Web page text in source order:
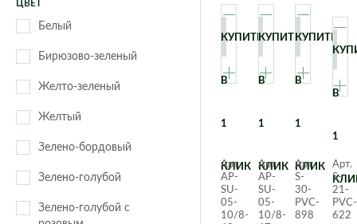
Dublin
color
triple
Cube
glossy
Cubico
Cubico
Nido
cottage
Puro
color
Jet Just
Line
Square
Nature
Wow
ЦВЕТ
Белый
Бирюзово-зеленый
Желто-зеленый
Желтый
Зелено-бордовый
Зелено-голубой
Зелено-голубой с
КУПИТЬ
В
1
КЛИК
КУПИТЬ
В
1
КЛИК
КУПИТЬ
В
1
КЛИК
В
1
Арт.
AP-
SU-
05-
10/8-
Арт.
AP-
SU-
05-
10/8-
Арт.
S-
30-
PVC-
898
Арт.
S-
21-
PVC-
622